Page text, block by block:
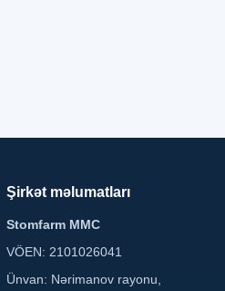
Şirkət məlumatları
Stomfarm MMC
VÖEN: 2101026041
Ünvan: Nərimanov rayonu,